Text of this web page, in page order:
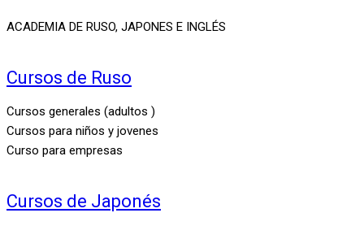
ACADEMIA DE RUSO, JAPONES E INGLÉS
Cursos de Ruso
Cursos generales (adultos )
Cursos para niños y jovenes
Curso para empresas
Cursos de Japonés